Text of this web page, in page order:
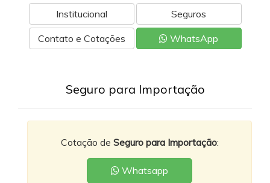
Institucional Seguros
Contato e Cotações WhatsApp
Seguro para Importação
Cotação de Seguro para Importação:
Whatsapp